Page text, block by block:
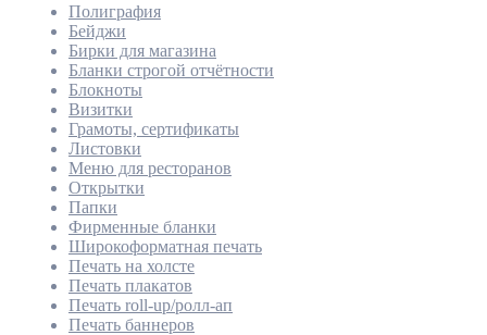
Полиграфия
Бейджи
Бирки для магазина
Бланки строгой отчётности
Блокноты
Визитки
Грамоты, сертификаты
Листовки
Меню для ресторанов
Открытки
Папки
Фирменные бланки
Широкоформатная печать
Печать на холсте
Печать плакатов
Печать roll-up/ролл-ап
Печать баннеров